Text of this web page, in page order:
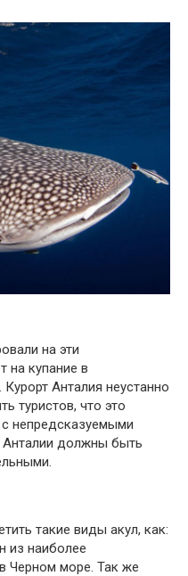
на эти
на купание в
Анталия неустанно
туристов, что это
непредсказуемыми
Анталии должны быть
такие виды акул, как:
из наиболее
Черном море. Так же